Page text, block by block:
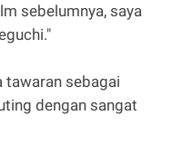
sebelumnya, saya
tawaran sebagai
dengan sangat